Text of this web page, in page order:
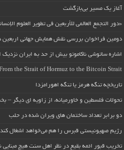
آغاز یک مسیر بی‌بازگشت
«دور التجمع العالمي للأربعين في تطوير العلوم
دومین فراخوان بررسی نقش همایش جهانی اربعین
اشاره ساتوشی ناکاموتو بیش از حد به ایران
the Strait of Hormuz to the Bitcoin Strait
تاریخچه تنگه هرمز یا تنگه اهورامزدا
تحولات فلسطین و خاورمیانه، از زاویه ای دیگر
دو برابر تعداد ساختمان های ویران شده در حلب
رژیم صهیونیستی قبرس را هم می‌خواهد اشغال
تخریب قبور ائمه بقیع در نظر اهل سنت هیچ مبنایی